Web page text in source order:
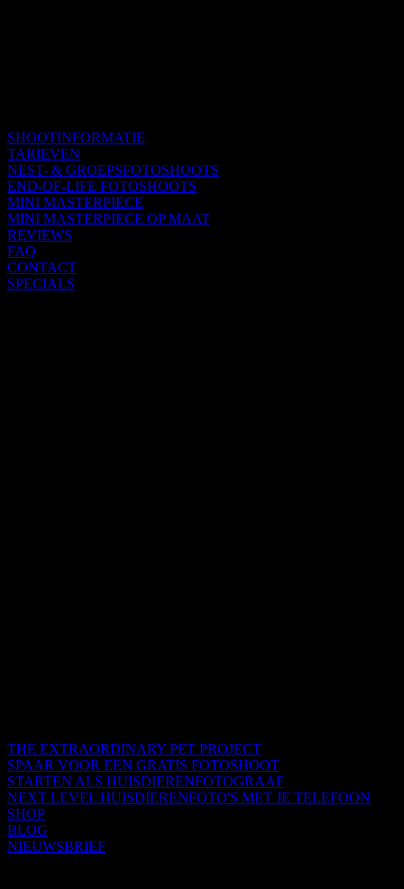
SHOOTINFORMATIE
TARIEVEN
NEST- & GROEPSFOTOSHOOTS
END-OF-LIFE FOTOSHOOTS
MINI MASTERPIECE
MINI MASTERPIECE OP MAAT
REVIEWS
FAQ
CONTACT
SPECIALS
THE EXTRAORDINARY PET PROJECT
SPAAR VOOR EEN GRATIS FOTOSHOOT
STARTEN ALS HUISDIERENFOTOGRAAF
NEXT LEVEL HUISDIERENFOTO'S MET JE TELEFOON
SHOP
BLOG
NIEUWSBRIEF